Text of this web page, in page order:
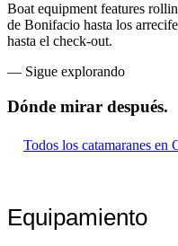
Boat equipment features
de Bonifacio hasta los
hasta el check-out.
— Sigue explorando
Dónde mirar después.
Todos los catamaranes en
Equipamiento